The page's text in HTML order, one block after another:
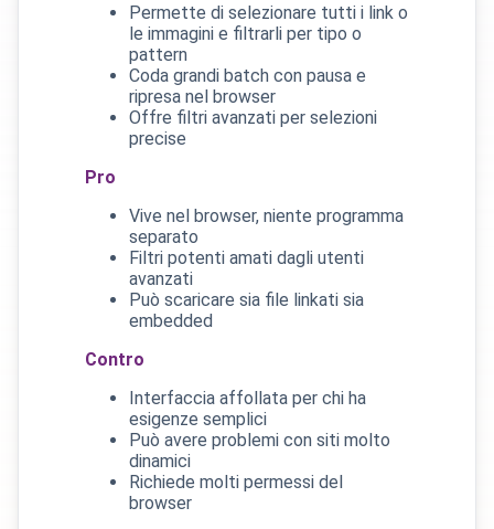
Permette di selezionare tutti i link o
le immagini e filtrarli per tipo o
pattern
Coda grandi batch con pausa e
ripresa nel browser
Offre filtri avanzati per selezioni
precise
Pro
Vive nel browser, niente programma
separato
Filtri potenti amati dagli utenti
avanzati
Può scaricare sia file linkati sia
embedded
Contro
Interfaccia affollata per chi ha
esigenze semplici
Può avere problemi con siti molto
dinamici
Richiede molti permessi del
browser